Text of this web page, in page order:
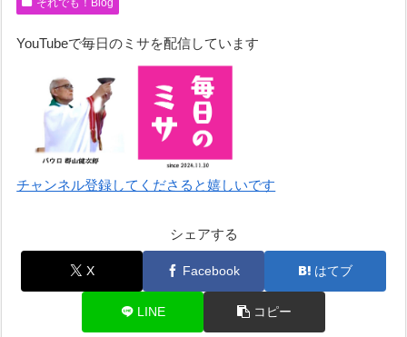
YouTubeで毎日のミサを配信しています
チャンネル登録してくださると嬉しいです
シェアする
X Facebook はてブ
LINE コピー